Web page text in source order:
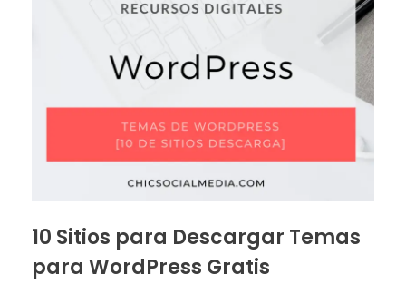
10 Sitios para Descargar Temas
para WordPress Gratis